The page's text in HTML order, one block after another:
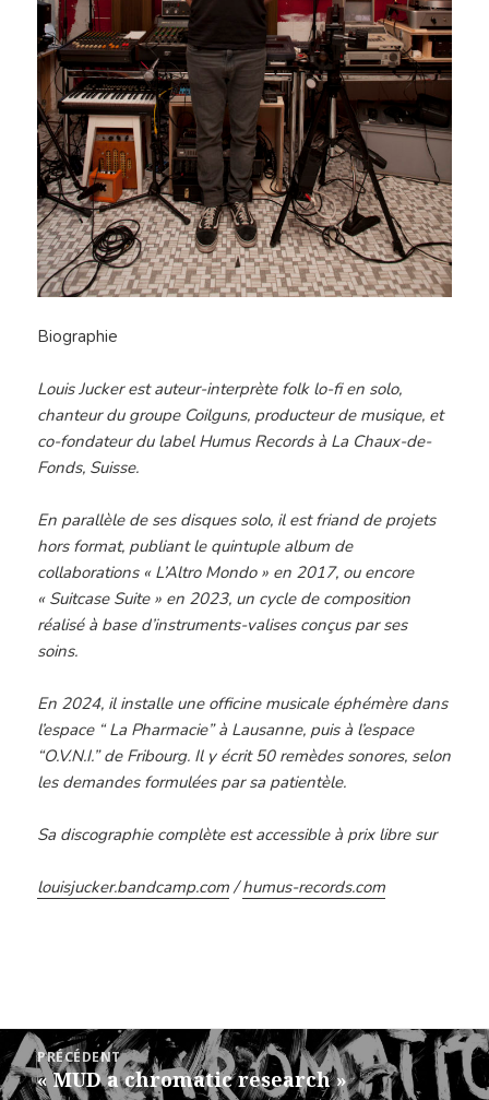
Biographie
Louis Jucker est auteur-interprète folk lo-fi en solo,
chanteur du groupe Coilguns, producteur de musique, et
co-fondateur du label Humus Records à La Chaux-de-
Fonds, Suisse.
En parallèle de ses disques solo, il est friand de projets
hors format, publiant le quintuple album de
collaborations « L’Altro Mondo » en 2017, ou encore
« Suitcase Suite » en 2023, un cycle de composition
réalisé à base d’instruments-valises conçus par ses
soins.
En 2024, il installe une officine musicale éphémère dans
l’espace “ La Pharmacie” à Lausanne, puis à l’espace
“O.V.N.I.” de Fribourg. Il y écrit 50 remèdes sonores, selon
les demandes formulées par sa patientèle.
Sa discographie complète est accessible à prix libre sur
louisjucker.bandcamp.com/humus-records.com
Navigation
de
l’article
PRÉCÉDENT
Article
« MUD a chromatic research »